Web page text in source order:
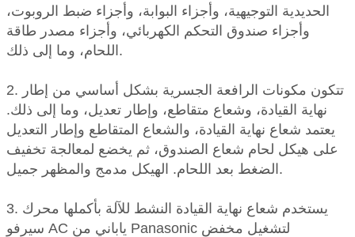
الحديدية التوجيهية، وأجزاء البوابة، وأجزاء ضبط الروبوت،
وأجزاء صندوق التحكم الكهربائي، وأجزاء مصدر طاقة
اللحام، وما إلى ذلك.
2. تتكون مكونات الرافعة الجسرية بشكل أساسي من إطار
نهاية القيادة، وشعاع متقاطع، وإطار تعديل، وما إلى ذلك.
يعتمد شعاع نهاية القيادة، والشعاع المتقاطع وإطار التعديل
على هيكل لحام شعاع الصندوق، ثم يخضع لمعالجة تخفيف
الضغط بعد اللحام. الهيكل مدمج والمظهر جميل.
3. يستخدم شعاع نهاية القيادة النشط للآلة بأكملها محرك
سيرفو AC ياباني من Panasonic لتشغيل مخفض